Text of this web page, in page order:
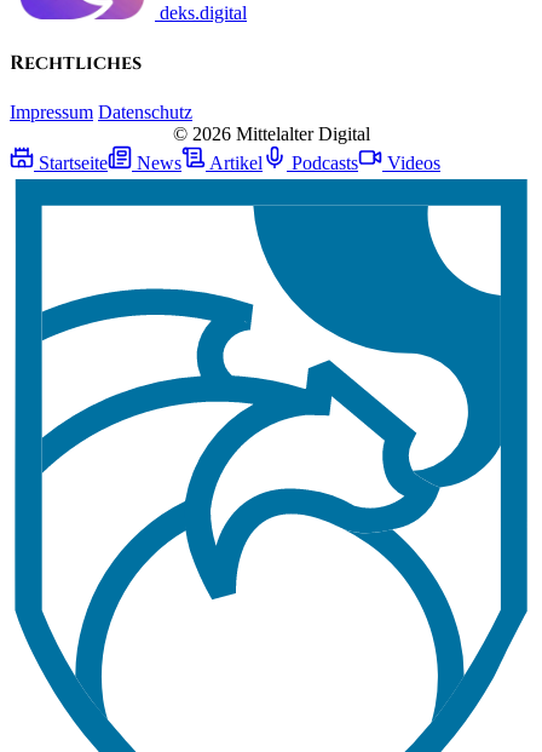
deks.digital
Rechtliches
Impressum Datenschutz
© 2026 Mittelalter Digital
Startseite
News Artikel Podcasts Videos